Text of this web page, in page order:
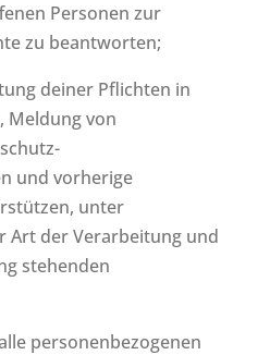
Personen zur
zu beantworten;
deiner Pflichten in
Meldung von
und vorherige
unter
Art der Verarbeitung und
stehenden
personenbezogenen